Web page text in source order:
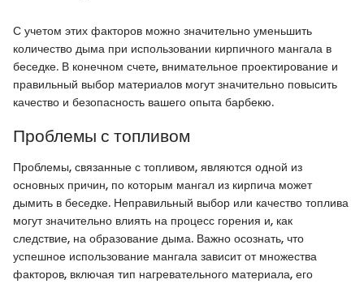
С учетом этих факторов можно значительно уменьшить
количество дыма при использовании кирпичного мангала в
беседке. В конечном счете, внимательное проектирование и
правильный выбор материалов могут значительно повысить
качество и безопасность вашего опыта барбекю.
Проблемы с топливом
Проблемы, связанные с топливом, являются одной из
основных причин, по которым мангал из кирпича может
дымить в беседке. Неправильный выбор или качество топлива
могут значительно влиять на процесс горения и, как
следствие, на образование дыма. Важно осознать, что
успешное использование мангала зависит от множества
факторов, включая тип нагревательного материала, его